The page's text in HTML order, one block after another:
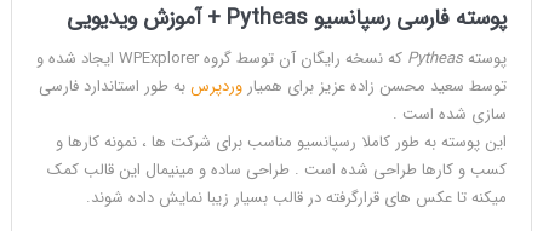
پوسته فارسی رسپانسیو Pytheas + آموزش ویدیویی
پوستهPytheas
که نسخه رایگان آن توسط گروه WPExplorer ایجاد شده و
توسط سعید محسن زاده عزیز برای همیاروردپرسبه طور استاندارد فارسی
سازی شده است .
این پوسته به طور کاملا رسپانسیو مناسب برای شرکت ها ، نمونه کارها و
کسب و کارها طراحی شده است . طراحی ساده و مینیمال این قالب کمک
میکنه تا عکس های قرارگرفته در قالب بسیار زیبا نمایش داده شوند.